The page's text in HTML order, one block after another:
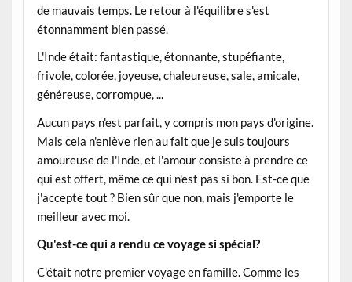
de mauvais temps. Le retour à l'équilibre s'est
étonnamment bien passé.
L'Inde était: fantastique, étonnante, stupéfiante,
frivole, colorée, joyeuse, chaleureuse, sale, amicale,
généreuse, corrompue, ...
Aucun pays n'est parfait, y compris mon pays d'origine.
Mais cela n'enlève rien au fait que je suis toujours
amoureuse de l'Inde, et l'amour consiste à prendre ce
qui est offert, même ce qui n'est pas si bon. Est-ce que
j'accepte tout ? Bien sûr que non, mais j'emporte le
meilleur avec moi.
Qu'est-ce qui a rendu ce voyage si spécial?
C'était notre premier voyage en famille. Comme les